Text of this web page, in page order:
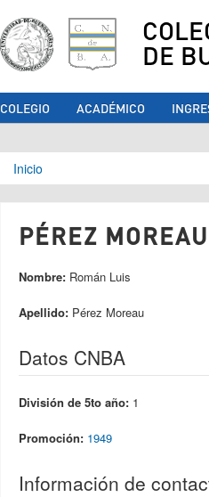
DE
COLEGIO ACADÉMICO
Se encuentra
Inicio
PÉREZ
Nombre: Román Luis
Apellido: Pérez Moreau
Datos CNBA
División de 5to año: 1
Promoción: 1949
Información de